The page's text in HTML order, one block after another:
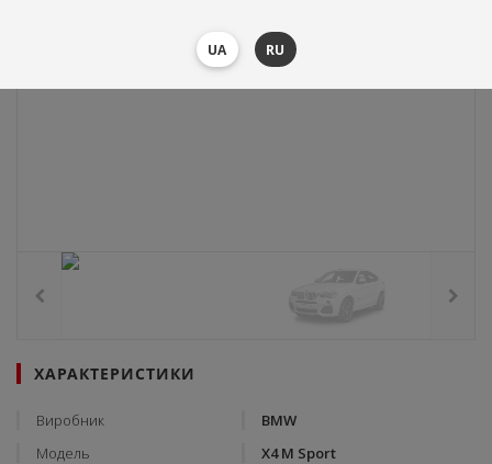
ХАРАКТЕРИСТИКИ
Виробник
BMW
Модель
X4 M Sport
UA RU